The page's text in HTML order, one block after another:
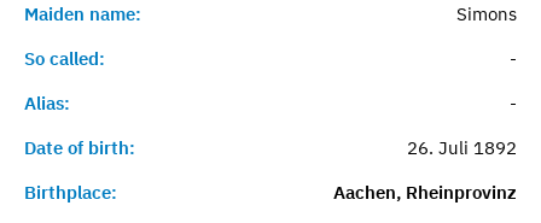
Maiden name:
Simons
So called:
-
Alias:
-
Date of birth:
26. Juli 1892
Birthplace:
Aachen, Rheinprovinz